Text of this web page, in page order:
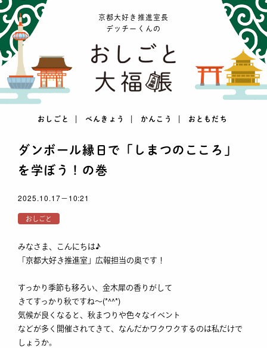
京都大好き推進室長
デッチーくんの
おしごと べんきょう かんこう おともだち
ダンボール縁日で「しまつのこころ」
を学ぼう！の巻
2025.10.17－10:21
おしごと
みなさま、こんにちは♪
「京都大好き推進室」広報担当の奥です！
すっかり季節も移ろい、金木犀の香りがして
きてすっかり秋ですね～(*^^*)
気候が良くなると、秋まつりや色々なイベント
などが多く開催されてきて、なんだかワクワクするのは私だけで
しょうか。